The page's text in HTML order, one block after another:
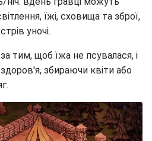
їжі, сховища та зброї,
уночі.
тим, щоб їжа не псувалася, і
збираючи квіти або